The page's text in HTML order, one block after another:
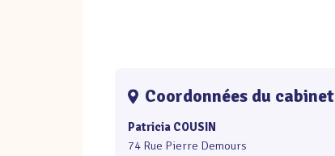
Coordonnées du cabinet
Patricia COUSIN
74 Rue Pierre Demours